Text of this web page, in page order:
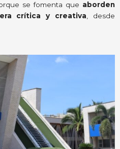
se fomenta que aborden
crítica y creativa , desde